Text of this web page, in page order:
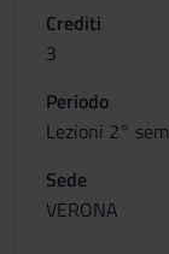
Crediti
3
Periodo
Lezioni 2°
Sede
VERONA